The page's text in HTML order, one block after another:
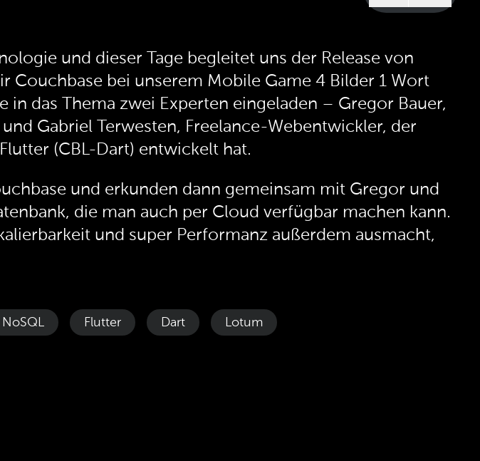
und dieser Tage begleitet uns der Release von
Couchbase bei unserem Mobile Game 4 Bilder 1 Wort
in das Thema zwei Experten eingeladen – Gregor Bauer,
Gabriel Terwesten, Freelance-Webentwickler, der
(CBL-Dart) entwickelt hat.
und erkunden dann gemeinsam mit Gregor und
die man auch per Cloud verfügbar machen kann.
und super Performanz außerdem ausmacht,
NoSQL Flutter Dart Lotum